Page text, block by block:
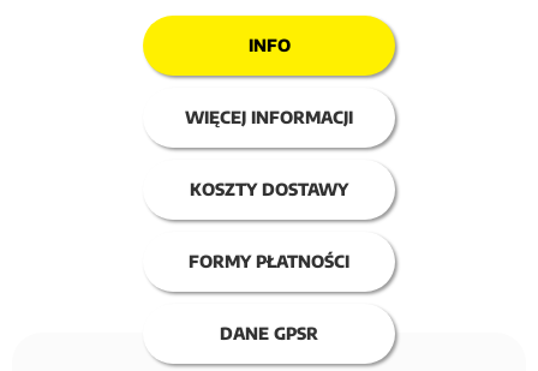
INFO
WIĘCEJ INFORMACJI
KOSZTY DOSTAWY
FORMY PŁATNOŚCI
DANE GPSR